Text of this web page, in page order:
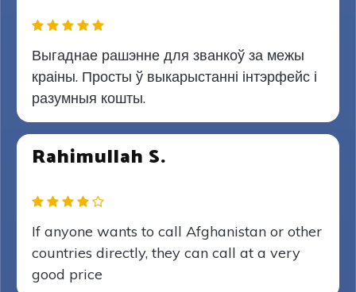
Выгаднае рашэнне для званкоў за межы
краіны. Просты ў выкарыстанні інтэрфейс і
разумныя кошты.
Rahimullah S.
If anyone wants to call Afghanistan or other
countries directly, they can call at a very
good price